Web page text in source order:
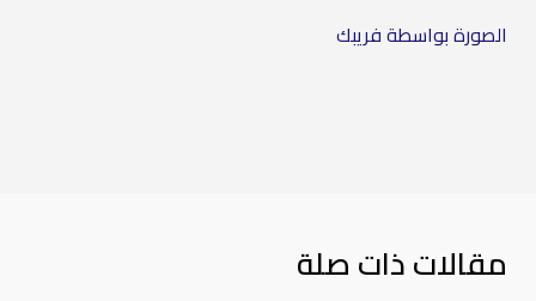
الصورة بواسطة فريبك
مقالات ذات صلة